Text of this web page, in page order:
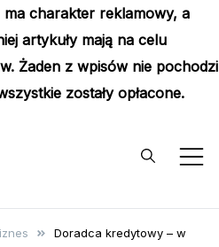
ma charakter reklamowy, a
artykuły mają na celu
Żaden z wpisów nie pochodzi
zostały opłacone.
Doradca kredytowy – w